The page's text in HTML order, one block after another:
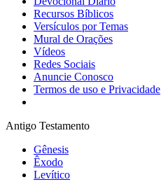
Recursos Bíblicos
Versículos por Temas
Mural de Orações
Vídeos
Redes Sociais
Anuncie Conosco
Termos de uso e Privacidade
Antigo Testamento
Gênesis
Êxodo
Levítico